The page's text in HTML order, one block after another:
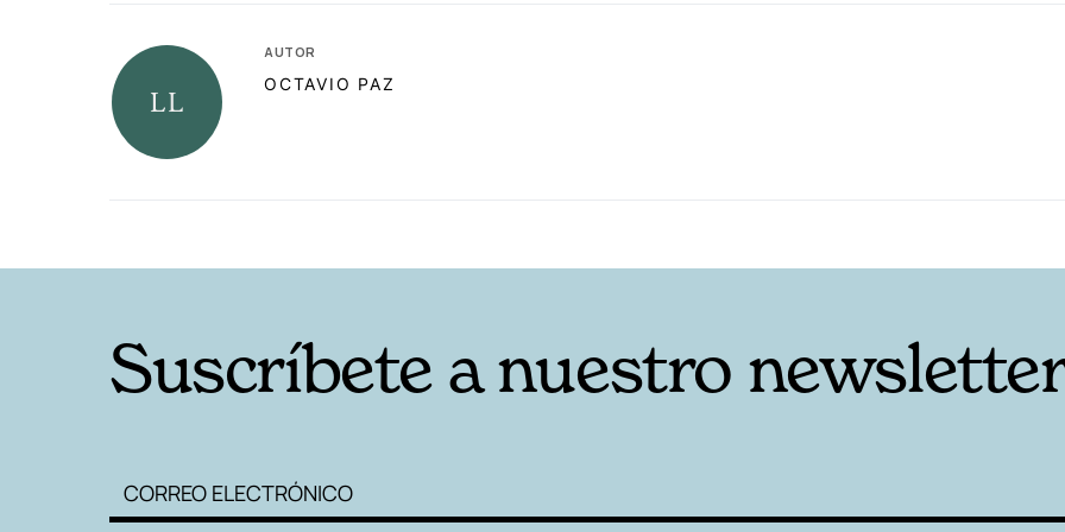
AUTOR
OCTAVIO PAZ
Suscríbete a nuestro